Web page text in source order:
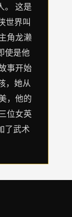
。 这是
世界叫
角龙濑
使是他
事开始
，她从
，他的
位女英
了武术